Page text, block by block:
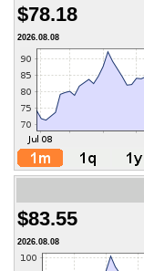
$78.18
2026.08.08
$83.55
2026.08.08